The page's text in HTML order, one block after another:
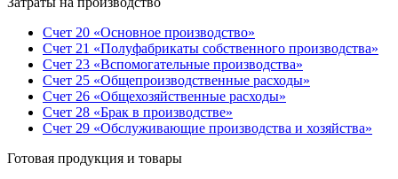
Счет 20 «Основное производство»
Счет 21 «Полуфабрикаты собственного производства»
Счет 23 «Вспомогательные производства»
Счет 25 «Общепроизводственные расходы»
Счет 26 «Общехозяйственные расходы»
Счет 28 «Брак в производстве»
Счет 29 «Обслуживающие производства и хозяйства»
Готовая продукция и товары